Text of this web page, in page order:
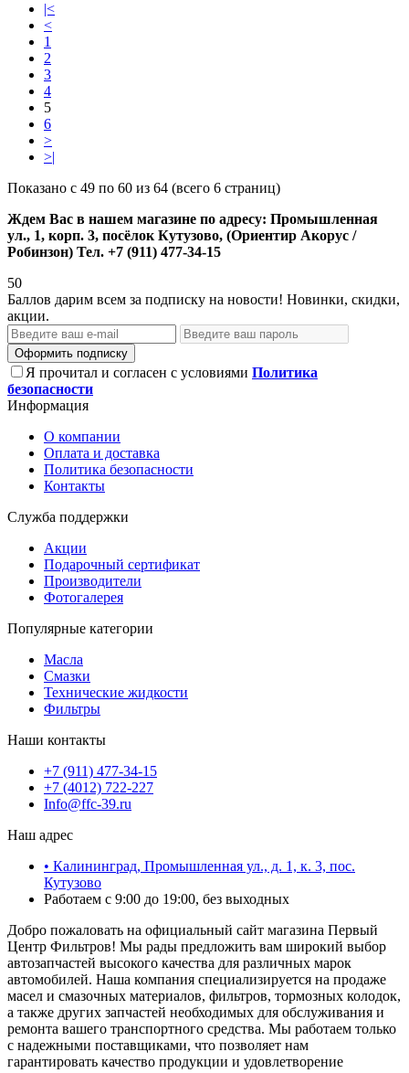
|<
<
1
2
3
4
5
6
>
>|
Показано с 49 по 60 из 64 (всего 6 страниц)
Ждем Вас в нашем магазине по адресу: Промышленная
ул., 1, корп. 3, посёлок Кутузово, (Ориентир Акорус /
Робинзон) Тел. +7 (911) 477-34-15
50
Баллов дарим всем за подписку на новости! Новинки, скидки,
акции.
Оформить подписку
Я прочитал и согласен с условиями Политика
безопасности
Информация
О компании
Оплата и доставка
Политика безопасности
Контакты
Служба поддержки
Акции
Подарочный сертификат
Производители
Фотогалерея
Популярные категории
Масла
Смазки
Технические жидкости
Фильтры
Наши контакты
+7 (911) 477-34-15
+7 (4012) 722-227
Info@ffc-39.ru
Наш адрес
• Калининград, Промышленная ул., д. 1, к. 3, пос.
Кутузово
Работаем с 9:00 до 19:00, без выходных
Добро пожаловать на официальный сайт магазина Первый
Центр Фильтров! Мы рады предложить вам широкий выбор
автозапчастей высокого качества для различных марок
автомобилей. Наша компания специализируется на продаже
масел и смазочных материалов, фильтров, тормозных колодок,
а также других запчастей необходимых для обслуживания и
ремонта вашего транспортного средства. Мы работаем только
с надежными поставщиками, что позволяет нам
гарантировать качество продукции и удовлетворение